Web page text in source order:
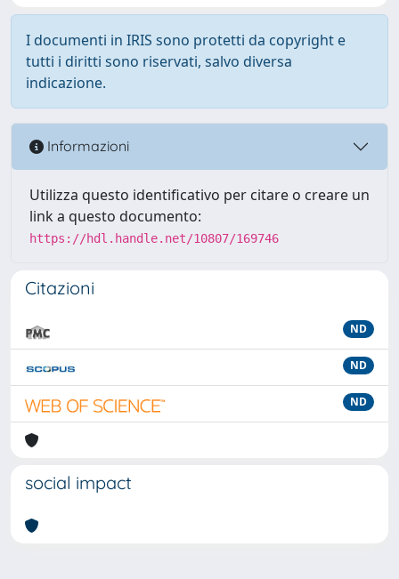
I documenti in IRIS sono protetti da copyright e
tutti i diritti sono riservati, salvo diversa
indicazione.
Informazioni
Utilizza questo identificativo per citare o creare un
link a questo documento:
https://hdl.handle.net/10807/169746
Citazioni
ND
ND
ND
social impact